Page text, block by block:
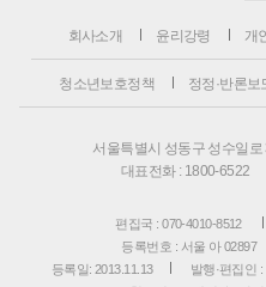
회사소개 윤리강령 개
청소년보호정책 정정·반론보
서울특별시 성동구 성수일
대표전화 : 1800-6522
편집국 : 070-4010-8512
등록번호 : 서울 아 02897
등록일: 2013.11.13
발행·편집인